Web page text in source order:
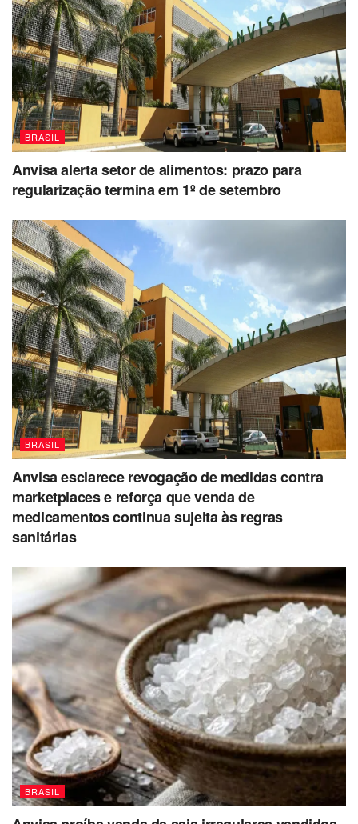
BRASIL
Anvisa alerta setor de alimentos: prazo para
regularização termina em 1º de setembro
BRASIL
Anvisa esclarece revogação de medidas contra
marketplaces e reforça que venda de
medicamentos continua sujeita às regras
sanitárias
BRASIL